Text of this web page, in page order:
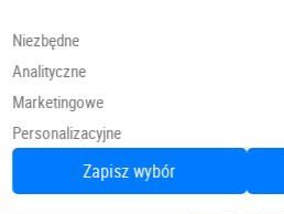
Niezbędne
Analityczne
Marketingowe
Personalizacyjne
Zapisz wybór